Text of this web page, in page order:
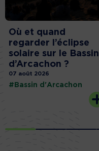
Où et quand
regarder l’éclipse
solaire sur le Bassin
d’Arcachon ?
07 août 2026
#Bassin d'Arcachon